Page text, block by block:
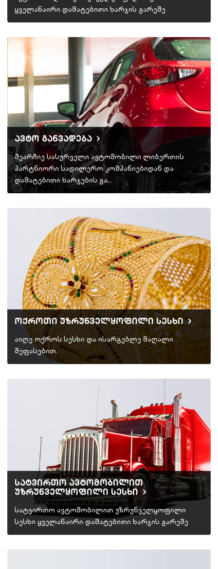
ყველანაირი დამატებითი ხარჯის გარეშე
ავტო განვადება
შეარჩიე სასურველი ავტომობილი ლიბერთის
პარტნიორი სადილერო კომპანიებიდან და
დამატებითი ხარჯების გა…
ოქროთი უზრუნველყოფილი სესხი
აიღე ოქროს სესხი და ისარგებლე მაღალი
შეფასებით.
სატვირთო ავტომობილით
უზრუნველყოფილი სესხი
სატვირთო ავტომობილით უზრუნველყოფილი
სესხი ყველანაირი დამატებითი ხარჯის გარეშე